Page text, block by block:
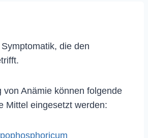
die den
von Anämie können folgende
Mittel eingesetzt werden: